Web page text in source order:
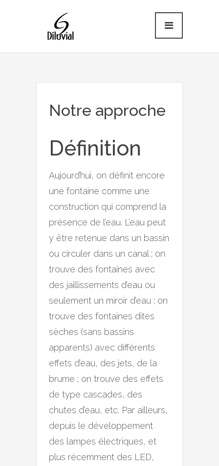
Notre approche
Définition
Aujourd’hui, on définit encore
une fontaine comme une
construction qui comprend la
présence de l’eau. L’eau peut
y être retenue dans un bassin
ou circuler dans un canal ; on
trouve des fontaines avec
des jaillissements d’eau ou
seulement un miroir d’eau ; on
trouve des fontaines dites
sèches (sans bassins
apparents) avec différents
effets d’eau, des jets, de la
brume ; on trouve des effets
de type cascades, des
chutes d’eau, etc. Par ailleurs,
depuis le développement
des lampes électriques, et
plus récemment des LED,